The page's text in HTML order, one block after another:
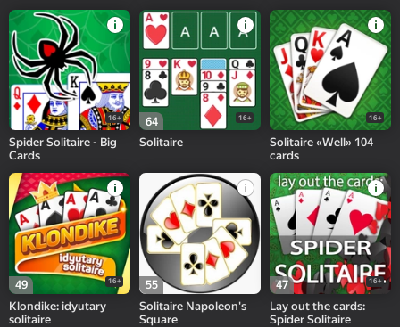
16+
Spider Solitaire - Big
Cards
64 16+
Solitaire
16+
Solitaire «Well» 104
cards
49 16+
Klondike: idyutary
solitaire
55
Solitaire Napoleon's
Square
47 16+
Lay out the cards:
Spider Solitaire